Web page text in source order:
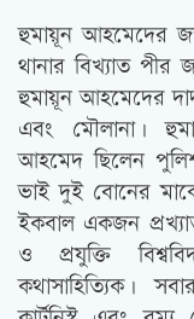
হুমায়ূন আহমেদের
থানার বিখ্যাত পীর
হুমায়ূন আহমেদের
এবং মৌলানা।
আহমেদ ছিলেন
ভাই দুই বোনের
ইকবাল একজন
ও প্রযুক্তি
কথাসাহিত্যিক।